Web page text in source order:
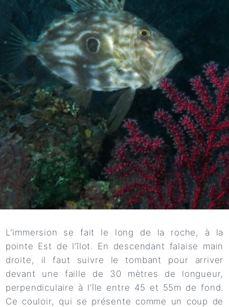
L’immersion se fait le long de la roche, à la
pointe Est de l’îlot. En descendant falaise main
droite, il faut suivre le tombant pour arriver
devant une faille de 30 mètres de longueur,
perpendiculaire à l’île entre 45 et 55m de fond.
Ce couloir, qui se présente comme un coup de